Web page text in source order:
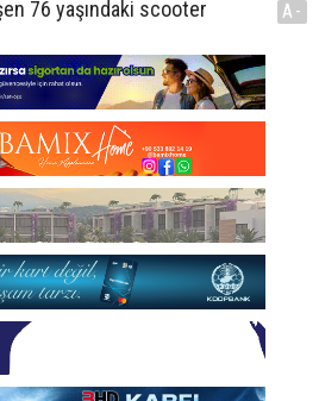
76 yaşındaki scooter
A-